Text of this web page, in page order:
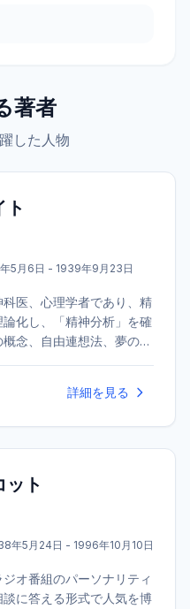
著者
した人物
ト
5月6日 - 1939年9月23日
医、心理学者であり、精
化し、「精神分析」を確
念、自由連想法、夢の解
詳細を見る
ット
年5月24日 - 1996年10月10日
オ番組のパーソナリティ
に答える形式で人気を博